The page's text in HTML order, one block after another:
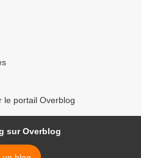
le portail Overblog
sur Overblog